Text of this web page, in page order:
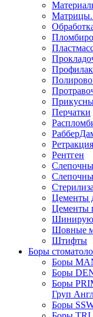
Перчатки
Рентген
Цементы
Цементы
Шовные
Штифты
Боры
Боры
Боры
Боры
Груп
Боры